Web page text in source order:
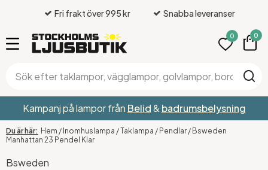
Fri frakt över 995 kr Snabba leveranser
0 0
Kampanj på lampor från Belid& badrumsbelysning
Hem / Inomhuslampa /Taklampa / Pendlar / Bsweden
Manhattan 23 Pendel Klar
Bsweden